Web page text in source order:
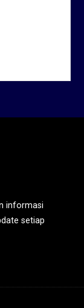
informasi
setiap